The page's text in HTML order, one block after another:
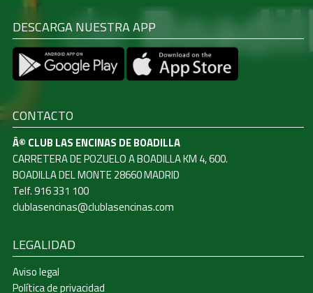
DESCARGA NUESTRA APP
CONTACTO
Â© CLUB LAS ENCINAS DE BOADILLA
CARRETERA DE POZUELO A BOADILLA KM 4, 600.
BOADILLA DEL MONTE 28660 MADRID
Telf. 916 331 100
clublasencinas@clublasencinas.com
LEGALIDAD
Aviso legal
Política de privacidad